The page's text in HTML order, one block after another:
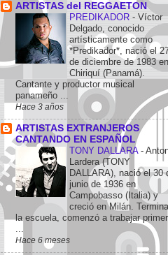
ARTISTAS del REGGAETON
PREDIKADOR - Víctor
Delgado, conocido
artísticamente como
*Predikador*, nació el
de diciembre de 1983 en
Chiriquí (Panamá).
Cantante y productor musical
panameño ...
Hace 3 años
ARTISTAS EXTRANJEROS
CANTANDO EN ESPAÑOL
TONY DALLARA -
Lardera (TONY
DALLARA), nació el 30
junio de 1936 en
Campobasso (Italia) y
creció en Milán.
la escuela, comenzó a trabajar
...
Hace 6 meses